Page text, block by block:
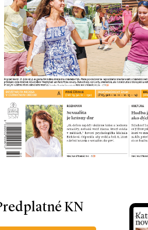
KN